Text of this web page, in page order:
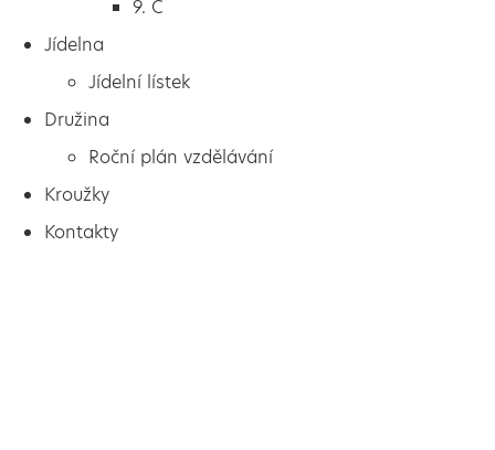
9. C
Jídelna
Jídelní lístek
Družina
Roční plán vzdělávání
Kroužky
Kontakty